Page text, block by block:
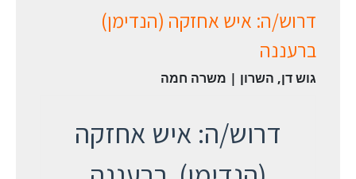
דרוש/ה: איש אחזקה (הנדימן)
ברעננה
גוש דן, השרון | משרה חמה
דרוש/ה: איש אחזקה